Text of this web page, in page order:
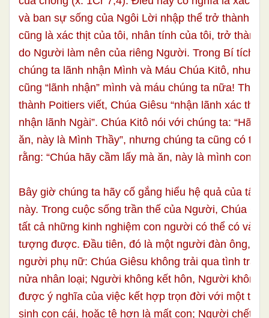
và ban sự sống của Ngôi Lời nhập thể trở thành
cũng là xác thịt của tôi, nhân tính của tôi, trở thành
do Người làm nên của riêng Người. Trong Bí tích
chúng ta lãnh nhận Mình và Máu Chúa Kitô, nhưng
cũng “lãnh nhận” mình và máu chúng ta nữa!
thành Poitiers viết, Chúa Giêsu “nhận lãnh xác thịt
nhận lãnh Ngài”. Chúa Kitô nói với chúng ta: “Hãy
ăn, này là Mình Thầy”, nhưng chúng ta cũng có thể
rằng: “Chúa hãy cầm lấy mà ăn, này là mình con”.
Bây giờ chúng ta hãy cố gắng hiểu hệ quả của tất
này. Trong cuộc sống trần thế của Người, Chúa
tất cả những kinh nghiệm con người có thể có và
tượng được. Đầu tiên, đó là một người đàn ông,
người phụ nữ: Chúa Giêsu không trải qua tình
nửa nhân loại; Người không kết hôn, Người không
được ý nghĩa của việc kết hợp trọn đời với một thụ
sinh con cái, hoặc tệ hơn là mất con; Người chết